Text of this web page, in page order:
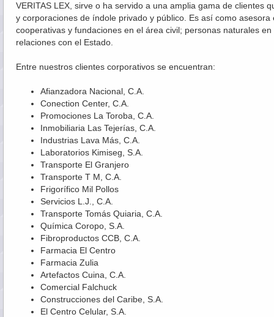
VERITAS LEX, sirve o ha servido a una amplia gama de clientes
y corporaciones de índole privado y público. Es así como
cooperativas y fundaciones en el área civil; personas naturales
relaciones con el Estado.
Entre nuestros clientes corporativos se encuentran:
Afianzadora Nacional, C.A.
Conection Center, C.A.
Promociones La Toroba, C.A.
Inmobiliaria Las Tejerías, C.A.
Industrias Lava Más, C.A.
Laboratorios Kimiseg, S.A.
Transporte El Granjero
Transporte T M, C.A.
Frigorífico Mil Pollos
Servicios L.J., C.A.
Transporte Tomás Quiaria, C.A.
Química Coropo, S.A.
Fibroproductos CCB, C.A.
Farmacia El Centro
Farmacia Zulia
Artefactos Cuina, C.A.
Comercial Falchuck
Construcciones del Caribe, S.A.
El Centro Celular, S.A.